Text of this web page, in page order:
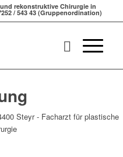
rekonstruktive Chirurgie in
/ 543 43 (Gruppenordination)